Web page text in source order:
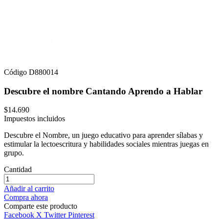
Código D880014
Descubre el nombre Cantando Aprendo a Hablar
$14.690
Impuestos incluidos
Descubre el Nombre, un juego educativo para aprender sílabas y
estimular la lectoescritura y habilidades sociales mientras juegas en
grupo.
Cantidad
Añadir al carrito
Compra ahora
Comparte este producto
Facebook X Twitter Pinterest